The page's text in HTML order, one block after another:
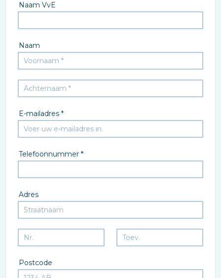
Naam VvE
Naam
E-mailadres *
Telefoonnummer *
Adres
Postcode